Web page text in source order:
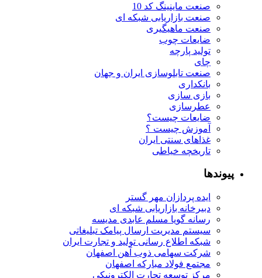
صنعت ماینینگ کد 10
صنعت بازاریابی شبکه ای
صنعت ماهیگیری
ضایعات چوب
تولید پارچه
چای
صنعت تابلوسازی ایران و جهان
بانکداری
بازی سازی
عطرسازی
ضایعات چیست؟
آموزش چیست ؟
غذاهای سنتی ایران
تاریخچه خیاطی
پیوندها
ایده پردازان مهر گستر
دبیرخانه بازاریابی شبکه ای
رسانه گویا مسلم عابدی مدیسه
سیستم مدیریت ارسال پیامک تبلیغاتی
شبکه اطلاع رسانی تولید و تجارت ایران
شرکت سهامی ذوب آهن اصفهان
مجتمع فولاد مبارکه اصفهان
مرکز توسعه تجارت الکترونیکی